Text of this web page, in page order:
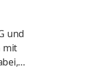
und
mit